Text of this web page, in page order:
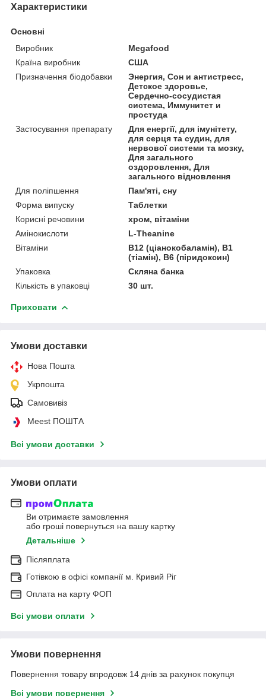
Характеристики
Основні
Виробник
Megafood
Країна виробник
США
Призначення біодобавки
Энергия, Сон и антистресс,
Детское здоровье,
Сердечно-сосудистая
система, Иммунитет и
простуда
Застосування препарату
Для енергії, для імунітету,
для серця та судин, для
нервової системи та мозку,
Для загального
оздоровлення, Для
загального відновлення
Для поліпшення
Пам'яті, сну
Форма випуску
Таблетки
Корисні речовини
хром, вітаміни
Амінокислоти
L-Theanine
Вітаміни
В12 (ціанокобаламін), В1
(тіамін), В6 (піридоксин)
Упаковка
Скляна банка
Кількість в упаковці
30 шт.
Приховати
Умови доставки
Нова Пошта
Укрпошта
Самовивіз
Meest ПОШТА
Всі умови доставки
Умови оплати
Ви отримаєте замовлення
або гроші повернуться на вашу картку
Детальніше
Післяплата
Готівкою в офісі компанії м. Кривий Ріг
Оплата на карту ФОП
Всі умови оплати
Умови повернення
Повернення товару впродовж 14 днів за рахунок покупця
Всі умови повернення